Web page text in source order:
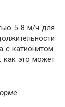
5-8 м/ч для
с катионитом.
как это может